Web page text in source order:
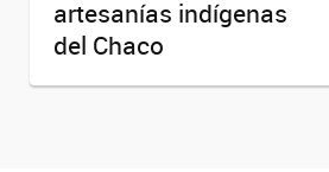
artesanías indígenas
del Chaco